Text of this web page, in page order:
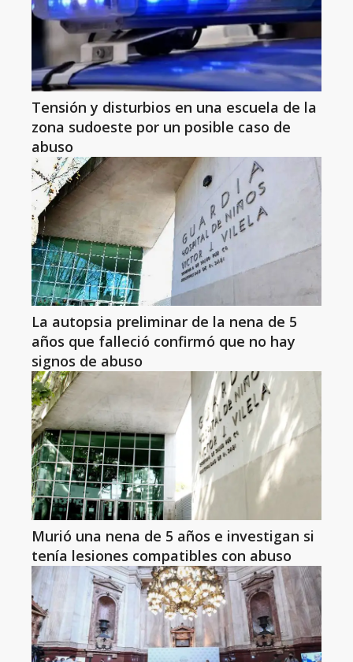
Tensión y disturbios en una escuela de la
zona sudoeste por un posible caso de
abuso
La autopsia preliminar de la nena de 5
años que falleció confirmó que no hay
signos de abuso
Murió una nena de 5 años e investigan si
tenía lesiones compatibles con abuso